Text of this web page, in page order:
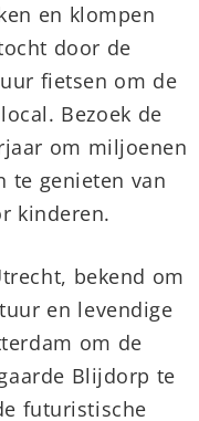
en klompen
door de
fietsen om de
Bezoek de
om miljoenen
te genieten van
kinderen.
bekend om
en levendige
om de
Blijdorp te
futuristische